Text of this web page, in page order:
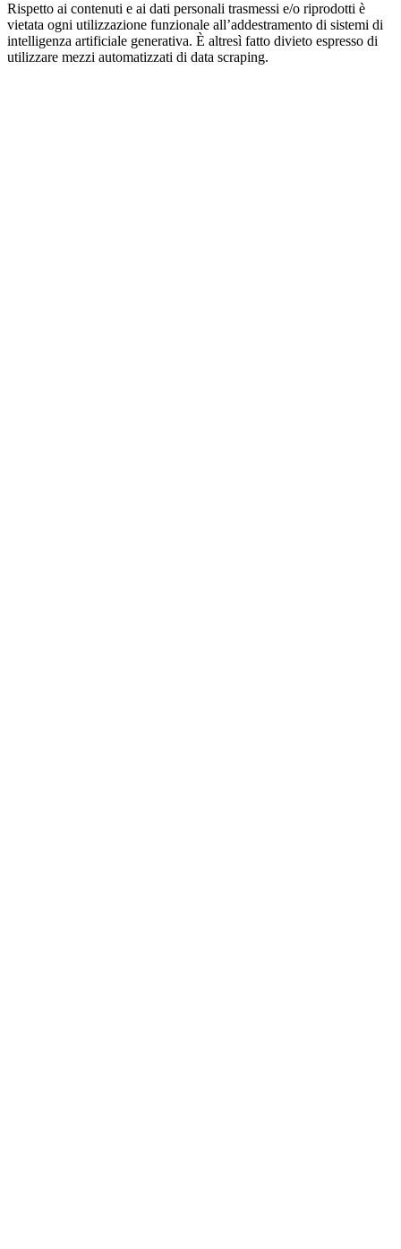
Rispetto ai contenuti e ai dati personali trasmessi e/o riprodotti è
vietata ogni utilizzazione funzionale all’addestramento di sistemi di
intelligenza artificiale generativa. È altresì fatto divieto espresso di
utilizzare mezzi automatizzati di data scraping.